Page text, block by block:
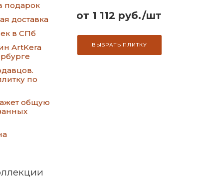
подарок
доставка
в СПб
ArtKera
по
общую
от 1 112 руб./шт
ВЫБРАТЬ ПЛИТКУ